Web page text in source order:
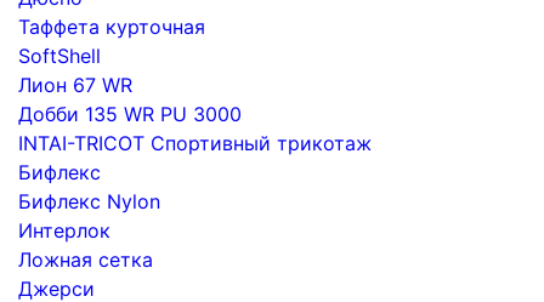
Таффета курточная
SoftShell
Лион 67 WR
Добби 135 WR PU 3000
INTAI-TRICOT Спортивный трикотаж
Бифлекс
Бифлекс Nylon
Интерлок
Ложная сетка
Джерси